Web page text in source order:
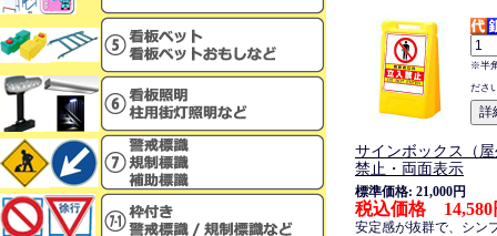
※半
ださ
サインボックス（
禁止・両面表示
標準価格: 21,000円
税込価格 14,580
安定感が抜群で、シン